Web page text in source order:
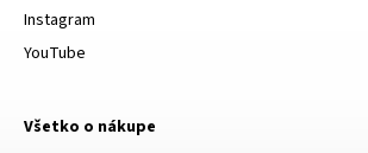
Instagram
YouTube
Všetko o nákupe